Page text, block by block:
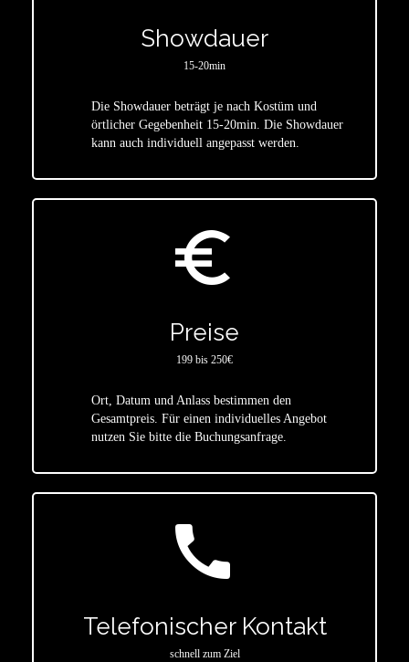
Showdauer
15-20min
Die Showdauer beträgt je nach Kostüm und
örtlicher Gegebenheit 15-20min. Die Showdauer
kann auch individuell angepasst werden.
euro_symbol
Preise
199 bis 250€
Ort, Datum und Anlass bestimmen den
Gesamtpreis. Für einen individuelles Angebot
nutzen Sie bitte die Buchungsanfrage.
call
Telefonischer Kontakt
schnell zum Ziel